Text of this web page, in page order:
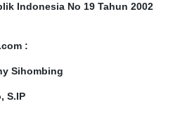
Indonesia No 19 Tahun 2002
:
Sihombing
S.IP